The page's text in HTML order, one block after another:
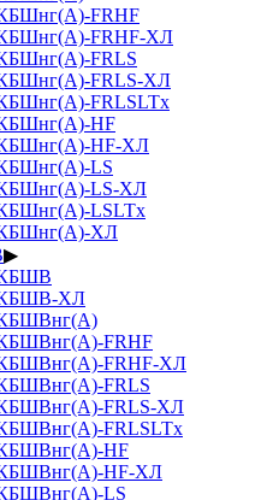
FRHF
FRHF-ХЛ
FRLS
FRLS-ХЛ
FRLSLTx
HF
HF-ХЛ
LS
LS-ХЛ
LSLTx
ХЛ
▶
ХЛ
FRHF
FRHF-ХЛ
FRLS
FRLS-ХЛ
FRLSLTx
HF
HF-ХЛ
LS